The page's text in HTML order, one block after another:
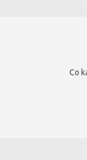
Co